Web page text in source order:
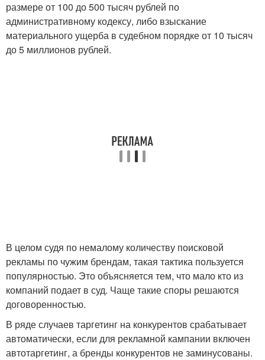
размере от 100 до 500 тысяч рублей по
административному кодексу, либо взыскание
материального ущерба в судебном порядке от 10 тысяч
до 5 миллионов рублей.
В целом судя по немалому количеству поисковой
рекламы по чужим брендам, такая тактика пользуется
популярностью. Это объясняется тем, что мало кто из
компаний подает в суд. Чаще такие споры решаются
договоренностью.
В ряде случаев таргетинг на конкурентов срабатывает
автоматически, если для рекламной кампании включен
автотаргетинг, а бренды конкурентов не заминусованы.